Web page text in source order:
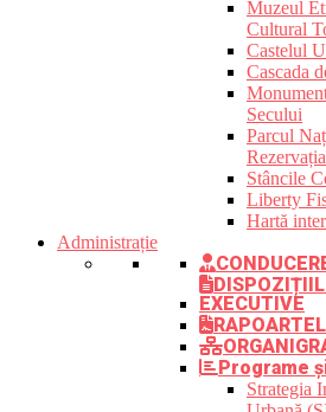
Muzeul
Cultural
Castelul
Cascada
Secului
Parcul
Stâncile
Liberty
Hartă
Administrație
EXECUTIVE
Programe
Strategia